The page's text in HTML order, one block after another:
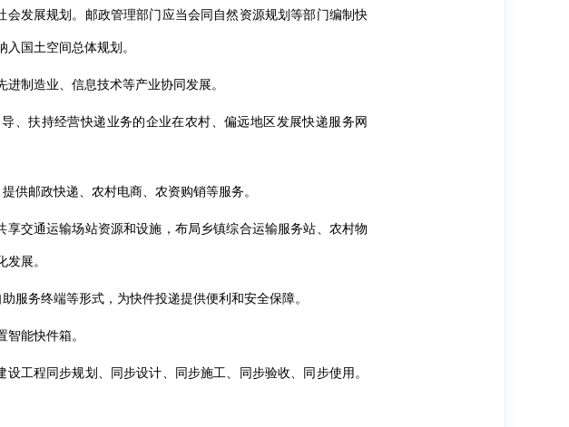
发展规划。邮政管理部门应当会同自然资源规划等部门编制快
国土空间总体规划。
制造业、信息技术等产业协同发展。
、扶持经营快递业务的企业在农村、偏远地区发展快递服务网
供邮政快递、农村电商、农资购销等服务。
交通运输场站资源和设施，布局乡镇综合运输服务站、农村物
展。
服务终端等形式，为快件投递提供便利和安全保障。
能快件箱。
工程同步规划、同步设计、同步施工、同步验收、同步使用。